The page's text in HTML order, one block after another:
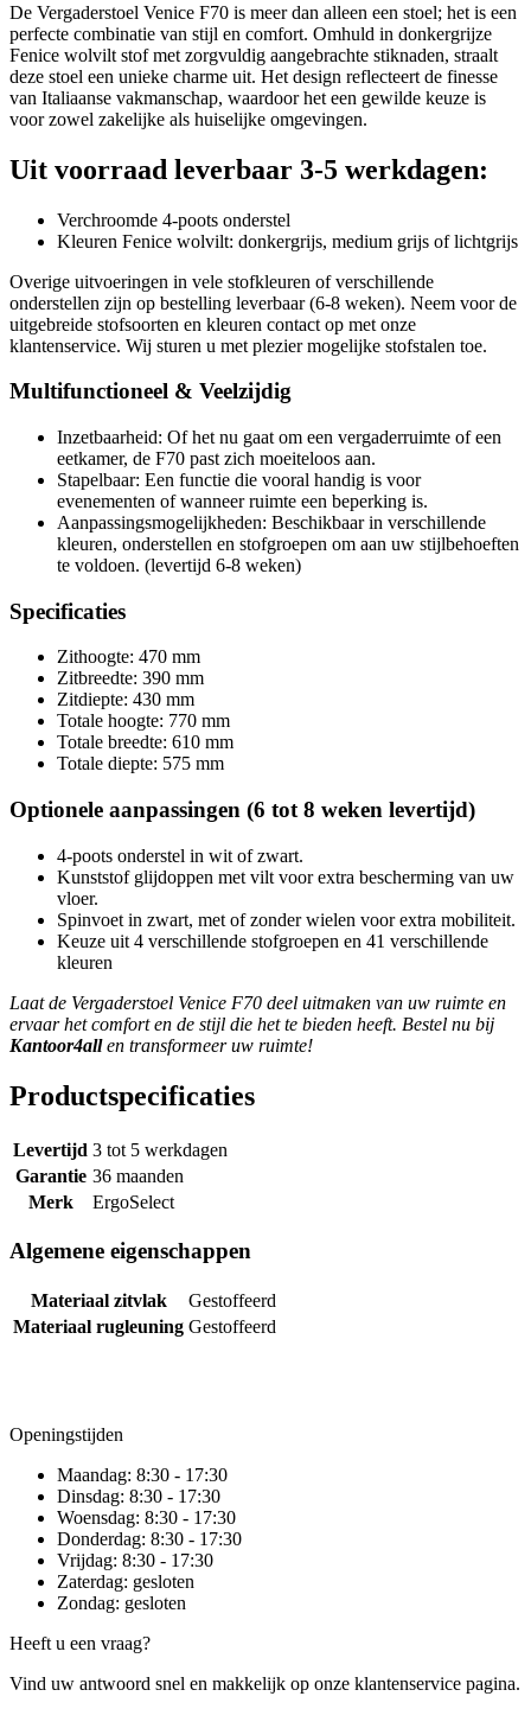
De Vergaderstoel Venice F70 is meer dan alleen een stoel; het is een
perfecte combinatie van stijl en comfort. Omhuld in donkergrijze
Fenice wolvilt stof met zorgvuldig aangebrachte stiknaden, straalt
deze stoel een unieke charme uit. Het design reflecteert de finesse
van Italiaanse vakmanschap, waardoor het een gewilde keuze is
voor zowel zakelijke als huiselijke omgevingen.
Uit voorraad leverbaar 3-5 werkdagen:
Verchroomde 4-poots onderstel
Kleuren Fenice wolvilt: donkergrijs, medium grijs of lichtgrijs
Overige uitvoeringen in vele stofkleuren of verschillende
onderstellen zijn op bestelling leverbaar (6-8 weken). Neem voor de
uitgebreide stofsoorten en kleuren contact op met onze
klantenservice. Wij sturen u met plezier mogelijke stofstalen toe.
Multifunctioneel & Veelzijdig
Inzetbaarheid: Of het nu gaat om een vergaderruimte of een
eetkamer, de F70 past zich moeiteloos aan.
Stapelbaar: Een functie die vooral handig is voor
evenementen of wanneer ruimte een beperking is.
Aanpassingsmogelijkheden: Beschikbaar in verschillende
kleuren, onderstellen en stofgroepen om aan uw stijlbehoeften
te voldoen. (levertijd 6-8 weken)
Specificaties
Zithoogte: 470 mm
Zitbreedte: 390 mm
Zitdiepte: 430 mm
Totale hoogte: 770 mm
Totale breedte: 610 mm
Totale diepte: 575 mm
Optionele aanpassingen (6 tot 8 weken levertijd)
4-poots onderstel in wit of zwart.
Kunststof glijdoppen met vilt voor extra bescherming van uw
vloer.
Spinvoet in zwart, met of zonder wielen voor extra mobiliteit.
Keuze uit 4 verschillende stofgroepen en 41 verschillende
kleuren
Laat de Vergaderstoel Venice F70 deel uitmaken van uw ruimte en
ervaar het comfort en de stijl die het te bieden heeft. Bestel nu bij
Kantoor4allen transformeer uw ruimte!
Productspecificaties
Levertijd 3 tot 5 werkdagen
Garantie 36 maanden
Merk
ErgoSelect
Algemene eigenschappen
Materiaal zitvlak
Gestoffeerd
Materiaal rugleuning Gestoffeerd
Openingstijden
Maandag: 8:30 - 17:30
Dinsdag: 8:30 - 17:30
Woensdag: 8:30 - 17:30
Donderdag: 8:30 - 17:30
Vrijdag: 8:30 - 17:30
Zaterdag: gesloten
Zondag: gesloten
Heeft u een vraag?
Vind uw antwoord snel en makkelijk op onze klantenservice pagina.